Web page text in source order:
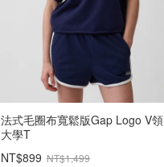
法式毛圈布寬鬆版Gap Logo V領
大學T
NT$899 NT$1,499